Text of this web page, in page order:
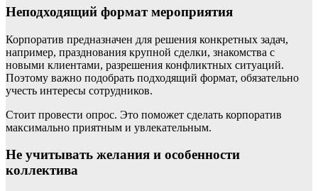
Неподходящий формат мероприятия
Корпоратив предназначен для решения конкретных задач,
например, празднования крупной сделки, знакомства с
новыми клиентами, разрешения конфликтных ситуаций.
Поэтому важно подобрать подходящий формат, обязательно
учесть интересы сотрудников.
Стоит провести опрос. Это поможет сделать корпоратив
максимально приятным и увлекательным.
Не учитывать желания и особенности
коллектива